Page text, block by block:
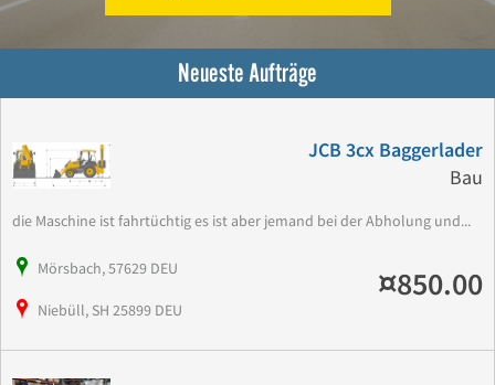
Neueste Aufträge
JCB 3cx Baggerlader
Bau
die Maschine ist fahrtüchtig es ist aber jemand bei der Abholung und...
Mörsbach, 57629 DEU
Niebüll, SH 25899 DEU
¤850.00